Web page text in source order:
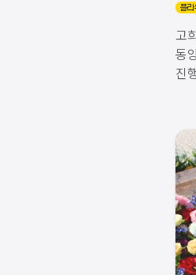
고
동
진